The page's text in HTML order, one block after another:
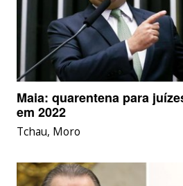
Maia: quarentena para
em 2022
Tchau, Moro